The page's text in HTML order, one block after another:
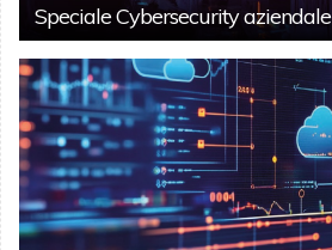
Speciale Cybersecurity aziendale